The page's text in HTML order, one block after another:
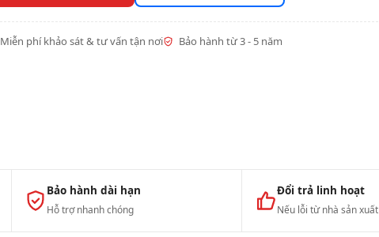
Miễn phí khảo sát & tư vấn tận nơi Bảo hành từ 3 - 5 năm
Bảo hành dài hạn
Hỗ trợ nhanh chóng
Đổi trả linh hoạt
Nếu lỗi từ nhà sản xuất